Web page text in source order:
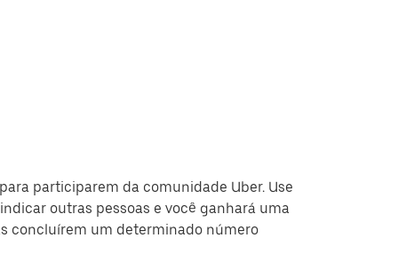
participarem da comunidade Uber. Use
outras pessoas e você ganhará uma
concluírem um determinado número